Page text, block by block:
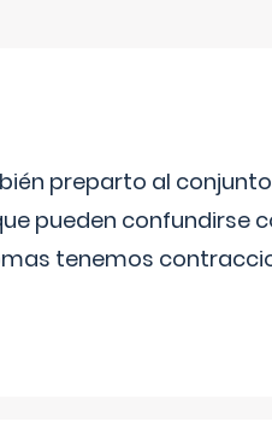
preparto al
pueden confundirse
tenemos